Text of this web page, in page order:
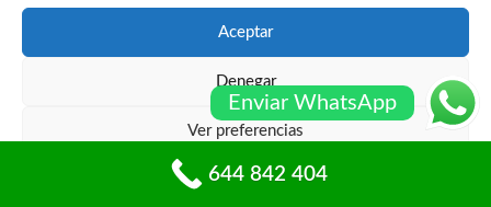
Aceptar
Denegar
Ver preferencias
Política de cookiesPolíticas de privacidad
Presupuesto Gratis
Enviar WhatsApp
644 842 404